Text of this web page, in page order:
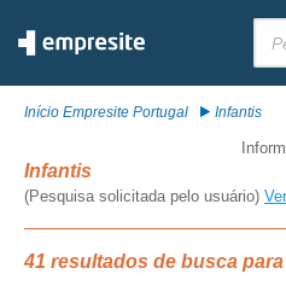
Início Empresite Portugal Infantis
Infantis
(Pesquisa solicitada pelo usuário)
41 resultados de busca